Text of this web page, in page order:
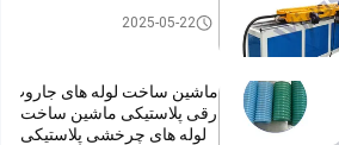
خط اکستروژن لوله پلاستیکی
2025-05-22
ماشین ساخت لوله های جاروب
رقی پلاستیکی ماشین ساخت
لوله های چرخشی پلاستیکی